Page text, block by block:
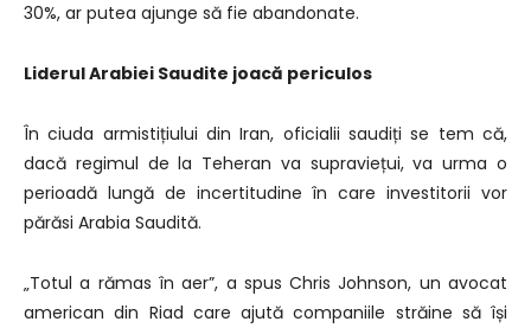
30%, ar putea ajunge să fie abandonate.
Liderul Arabiei Saudite joacă periculos
În ciuda armistițiului din Iran, oficialii saudiți se tem că,
dacă regimul de la Teheran va supraviețui, va urma o
perioadă lungă de incertitudine în care investitorii vor
părăsi Arabia Saudită.
„Totul a rămas în aer”, a spus Chris Johnson, un avocat
american din Riad care ajută companiile străine să își